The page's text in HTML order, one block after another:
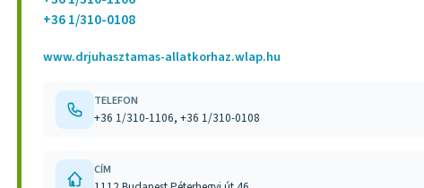
+36 1/310-0108
www.drjuhasztamas-allatkorhaz.wlap.hu
TELEFON
+36 1/310-1106, +36 1/310-0108
CÍM